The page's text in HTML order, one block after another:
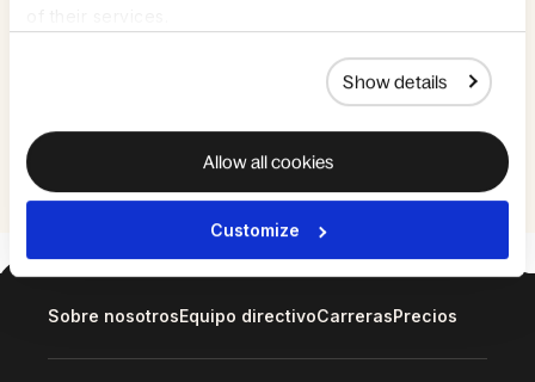
Show details
Allow all cookies
Customize
Masterclass: liderazgo sin fronteras
Todos los
eventos
Sobre nosotrosEquipo directivoCarrerasPrecios